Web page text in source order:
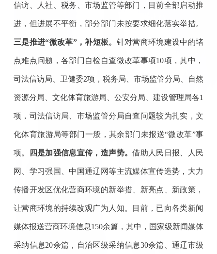
信访、人社、税务、市场监管等部门，目前全部启动推
进，但进展不平衡，部分部门未按要求细化落实举措。
三是推进“微改革”，补短板。 针对营商环境建设中的堵
点难点问题，各部门自检自查微改革事项10项，其中，
司法信访局、卫健委2项，税务局、市场监管分局、自然
资源分局、文化体育旅游局、公安分局、建设管理局各1
项，司法信访局、市场监管分局自查问题较为扎实，文
化体育旅游局等部门一般 ，其余部门未报送“微改革”事
项。 四是加强信息宣传，造声势。借助人民日报、人民
网、学习强国、中国通辽网等主流媒体宣传造势，大力
传播开发区优化营商环境的新举措、新亮点、新政策，
让营商环境的持续改观广为人知。目前，已向各类新闻
媒体报送营商环境信息150余篇，其中，国家级新闻媒体
采纳信息20余篇，自治区级采纳信息30余篇、通辽市级